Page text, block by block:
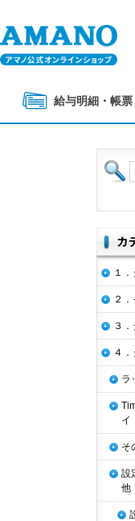
給与明細・帳票
１
２
３
４
ラ
イ
そ
設
他